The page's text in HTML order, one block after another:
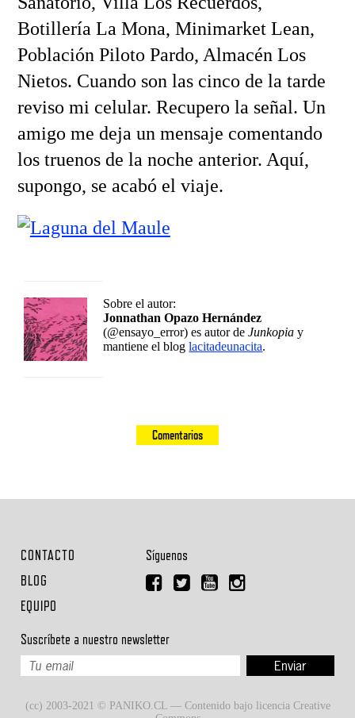
Botillería La Mona, Minimarket Lean,
Población Piloto Pardo, Almacén Los
Nietos. Cuando son las cinco de la tarde
reviso mi celular. Recupero la señal. Un
amigo me deja un mensaje comentando
los truenos de la noche anterior. Aquí,
supongo, se acabó el viaje.
Sobre el autor:
Jonnathan Opazo Hernández
(@ensayo_error) es autor deJunkopia y
mantiene el bloglacitadeunacita.
Comentarios
CONTACTO
BLOG
EQUIPO
Síguenos
Suscríbete a nuestro newsletter
(cc) 2003-2021 © PANIKO.CL — Contenido bajo licencia Creative